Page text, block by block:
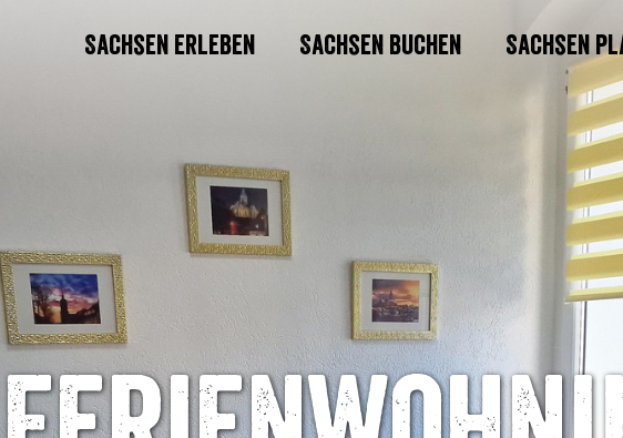
Sachsen erleben Sachsen buchen Sachsen